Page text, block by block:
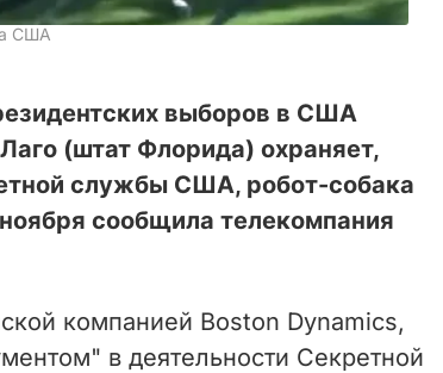
США
выборов в США
(штат Флорида) охраняет,
службы США, робот-собака
сообщила телекомпания
компанией Boston Dynamics,
в деятельности Секретной